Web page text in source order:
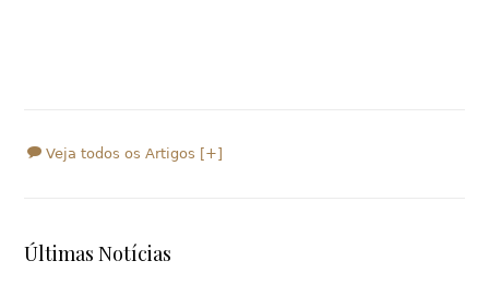
Veja todos os Artigos [+]
Últimas Notícias